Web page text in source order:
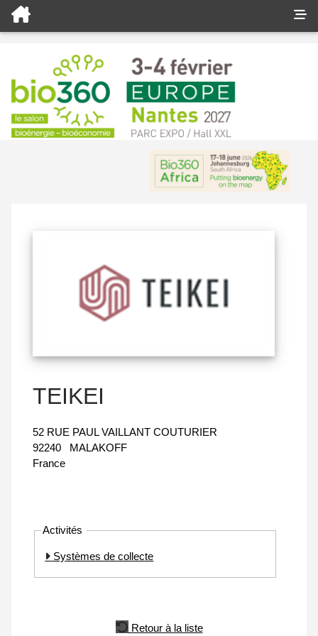
TEIKEI
52 RUE PAUL VAILLANT COUTURIER
92240
MALAKOFF
France
Activités
Systèmes de collecte
Retour à la liste